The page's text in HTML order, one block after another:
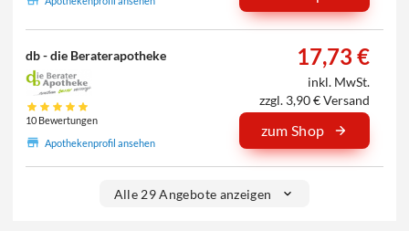
db - die Beraterapotheke
10 Bewertungen
Apothekenprofil ansehen
17,73 €
inkl. MwSt.
zzgl. 3,90 € Versand
zum Shop
Alle 29 Angebote anzeigen